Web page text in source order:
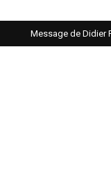
Message de Didier